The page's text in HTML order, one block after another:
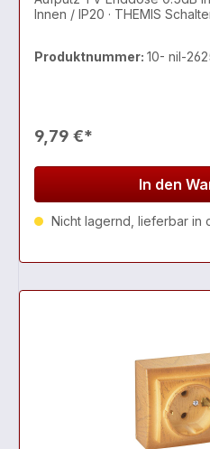
Innen / IP20 · THEMIS
Produktnummer: 10- nil-
9,79 €*
In den
Nicht lagernd, lieferbar in